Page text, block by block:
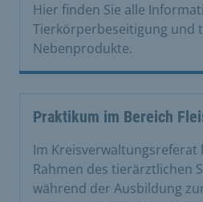
Hier finden Sie alle
Tierkörperbeseitigung und
Nebenprodukte.
Praktikum im Bereich
Im Kreisverwaltungsreferat
Rahmen des tierärztlichen
während der Ausbildung